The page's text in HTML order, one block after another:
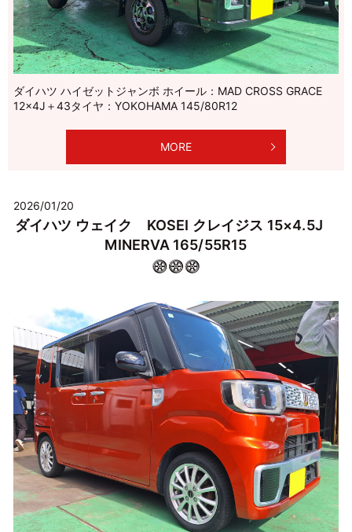
ダイハツ ハイゼットジャンボ ホイール：MAD CROSS GRACE
12×4J＋43タイヤ：YOKOHAMA 145/80R12
MORE
2026/01/20
ダイハツ ウェイク KOSEI クレイジス 15×4.5J
MINERVA 165/55R15